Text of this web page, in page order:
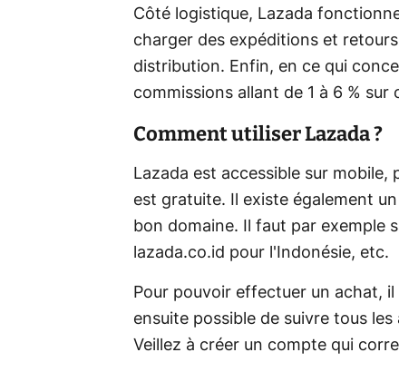
Côté logistique, Lazada
charger des expéditions et
distribution. Enfin, en ce qui
commissions allant de 1 à 6 % sur
Comment utiliser Lazada ?
Lazada est accessible sur mobile,
est gratuite. Il existe également
bon domaine. Il faut par exemple
lazada.co.id pour l'Indonésie, etc.
Pour pouvoir effectuer un achat,
ensuite possible de suivre tous
Veillez à créer un compte qui